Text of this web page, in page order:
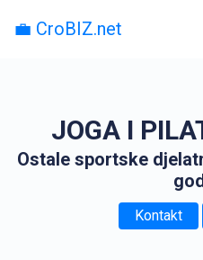
💼 CroBIZ.net
JOGA I
Ostale sportske
Kontakt